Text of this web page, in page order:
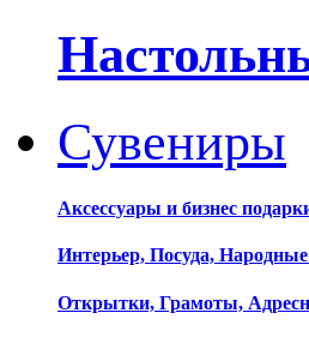
Сувениры
Аксессуары и бизнес
Интерьер, Посуда,
Открытки, Грамоты,